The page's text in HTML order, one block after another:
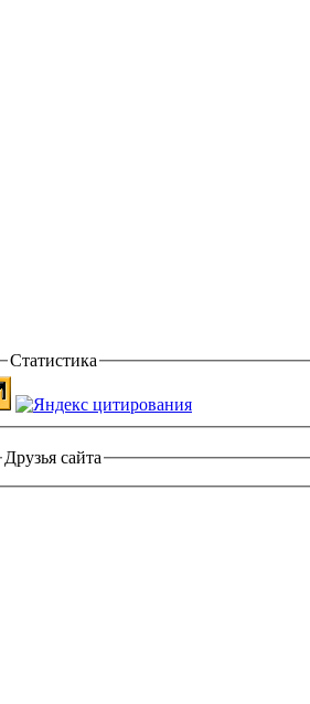
Статистика
Друзья сайта